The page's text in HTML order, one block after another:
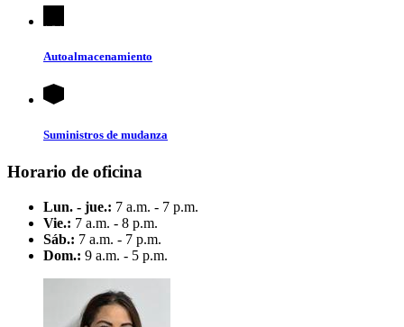
Autoalmacenamiento
Suministros de mudanza
Horario de oficina
Lun. - jue.: 7 a.m. - 7 p.m.
Vie.: 7 a.m. - 8 p.m.
Sáb.: 7 a.m. - 7 p.m.
Dom.: 9 a.m. - 5 p.m.